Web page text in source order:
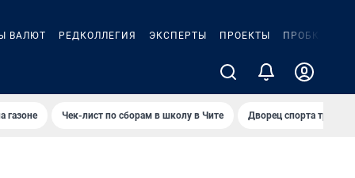
ВАЛЮТ РЕДКОЛЛЕГИЯ ЭКСПЕРТЫ ПРОЕКТЫ ПРОБКИ
газоне Чек-лист по сборам в школу в Чите Дворец спорта